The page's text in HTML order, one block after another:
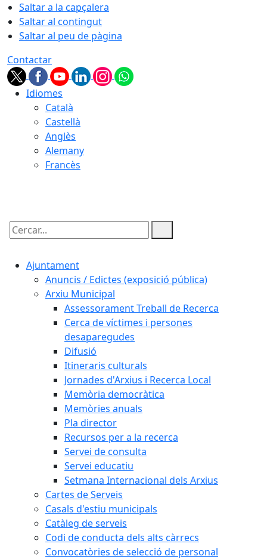
Saltar a la capçalera
Saltar al contingut
Saltar al peu de pàgina
Contactar
Idiomes
Català
Castellà
Anglès
Alemany
Francès
Cercar:
Ajuntament
Anuncis / Edictes (exposició pública)
Arxiu Municipal
Assessorament Treball de Recerca
Cerca de víctimes i persones
desaparegudes
Difusió
Itineraris culturals
Jornades d'Arxius i Recerca Local
Memòria democràtica
Memòries anuals
Pla director
Recursos per a la recerca
Servei de consulta
Servei educatiu
Setmana Internacional dels Arxius
Cartes de Serveis
Casals d'estiu municipals
Catàleg de serveis
Codi de conducta dels alts càrrecs
Convocatòries de selecció de personal